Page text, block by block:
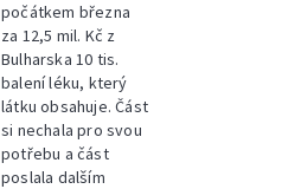
počátkem března
za 12,5 mil. Kč z
Bulharska 10 tis.
balení léku, který
látku obsahuje. Část
si nechala pro svou
potřebu a část
poslala dalším